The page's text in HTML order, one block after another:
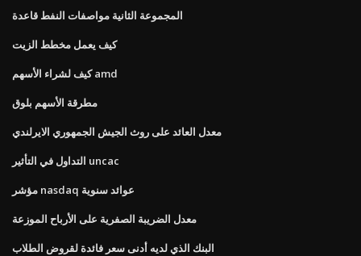
المجموعة الثانية مواصفات النفط قاعدة
كيف يعمل مخطط الزيت
كيف لشراء الأسهم amd
مطرقة الأسهم بلوق
معدل العائد على روث الجيش الجمهوري الايرلندي
التداول في التأثير uncac
مؤشر nasdaq عوائد سنوية
معدل الضريبة الصفرية على الأرباح الموزعة
البنك الذي لديه أدنى سعر فائدة لقروض الطلاب